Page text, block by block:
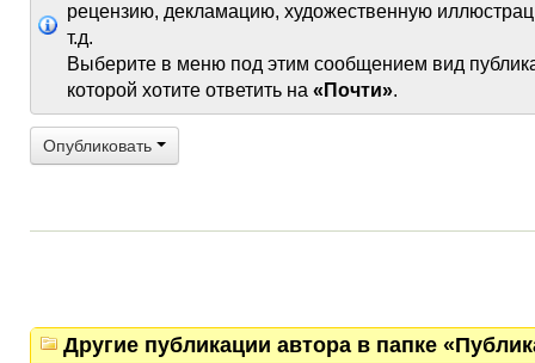
рецензию, декламацию, художественную
т.д.
Выберите в меню под этим сообщением вид
которой хотите ответить на «Почти».
Опубликовать
Другие публикации автора в папке